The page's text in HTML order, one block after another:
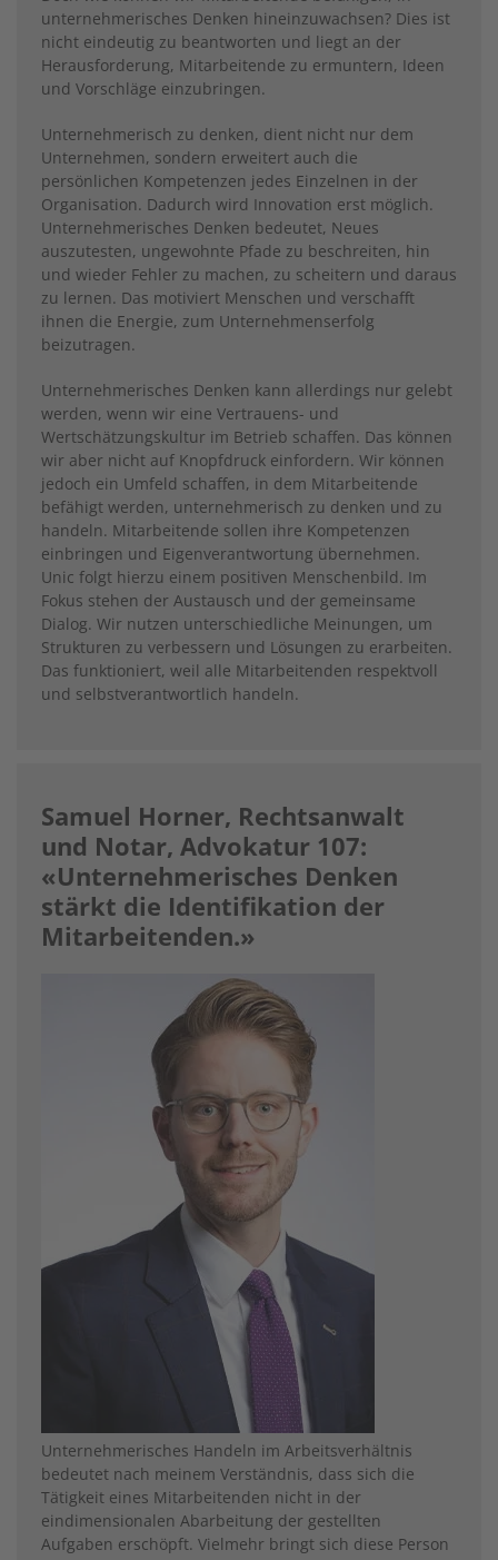
unternehmerisches Denken hineinzuwachsen? Dies ist
nicht eindeutig zu beantworten und liegt an der
Herausforderung, Mitarbeitende zu ermuntern, Ideen
und Vorschläge einzubringen.
Unternehmerisch zu denken, dient nicht nur dem
Unternehmen, sondern erweitert auch die
persönlichen Kompetenzen jedes Einzelnen in der
Organisation. Dadurch wird Innovation erst möglich.
Unternehmerisches Denken bedeutet, Neues
auszutesten, ungewohnte Pfade zu beschreiten, hin
und wieder Fehler zu machen, zu scheitern und daraus
zu lernen. Das motiviert Menschen und verschafft
ihnen die Energie, zum Unternehmenserfolg
beizutragen.
Unternehmerisches Denken kann allerdings nur gelebt
werden, wenn wir eine Vertrauens- und
Wertschätzungskultur im Betrieb schaffen. Das können
wir aber nicht auf Knopfdruck einfordern. Wir können
jedoch ein Umfeld schaffen, in dem Mitarbeitende
befähigt werden, unternehmerisch zu denken und zu
handeln. Mitarbeitende sollen ihre Kompetenzen
einbringen und Eigenverantwortung übernehmen.
Unic folgt hierzu einem positiven Menschenbild. Im
Fokus stehen der Austausch und der gemeinsame
Dialog. Wir nutzen unterschiedliche Meinungen, um
Strukturen zu verbessern und Lösungen zu erarbeiten.
Das funktioniert, weil alle Mitarbeitenden respektvoll
und selbstverantwortlich handeln.
Samuel Horner, Rechtsanwalt
und Notar, Advokatur 107:
«Unternehmerisches Denken
stärkt die Identifikation der
Mitarbeitenden.»
Unternehmerisches Handeln im Arbeitsverhältnis
bedeutet nach meinem Verständnis, dass sich die
Tätigkeit eines Mitarbeitenden nicht in der
eindimensionalen Abarbeitung der gestellten
Aufgaben erschöpft. Vielmehr bringt sich diese Person